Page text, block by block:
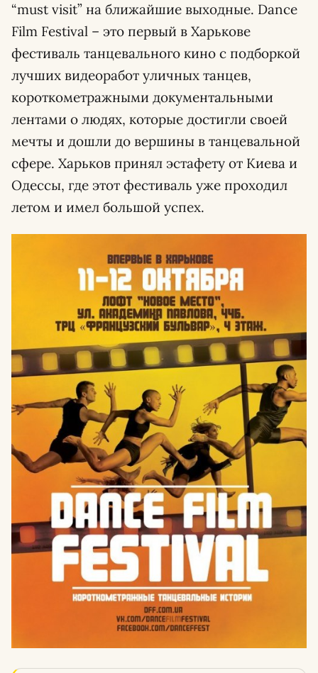
“must visit” на ближайшие выходные. Dance
Film Festival – это первый в Харькове
фестиваль танцевального кино с подборкой
лучших видеоработ уличных танцев,
короткометражными документальными
лентами о людях, которые достигли своей
мечты и дошли до вершины в танцевальной
сфере. Харьков принял эстафету от Киева и
Одессы, где этот фестиваль уже проходил
летом и имел большой успех.